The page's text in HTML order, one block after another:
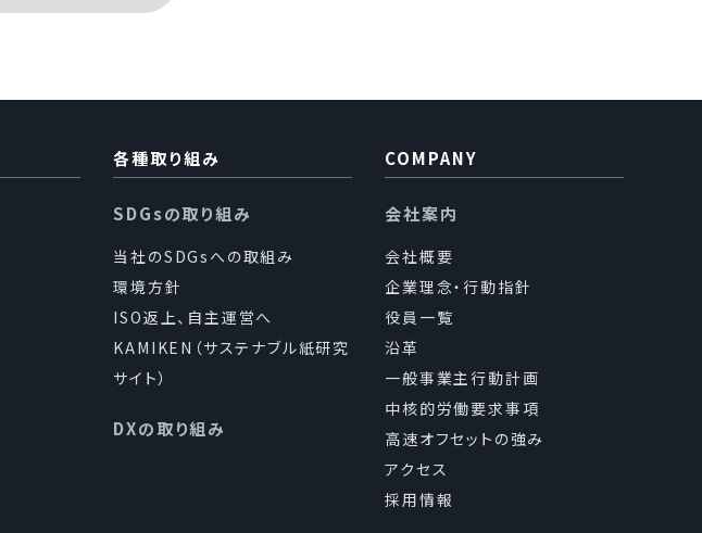
に必要な範囲を超えた個人情報の取扱い（目
に本人の同意を得ることなく、第三者に提供し
の取扱いに関する法令、国が定める指針その
各種取り組み
SDGsの取り組み
当社のSDGsへの取組み
環境方針
ISO返上、自主運営へ
KAMIKEN（サステナブル紙研究
サイト）
DXの取り組み
COMPANY
会社案内
会社概要
企業理念・行動指針
役員一覧
沿革
一般事業主行動計画
中核的労働要求事項
高速オフセットの強み
アクセス
採用情報